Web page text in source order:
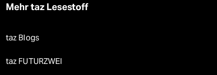
Mehr taz Lesestoff
taz Blogs
taz FUTURZWEI